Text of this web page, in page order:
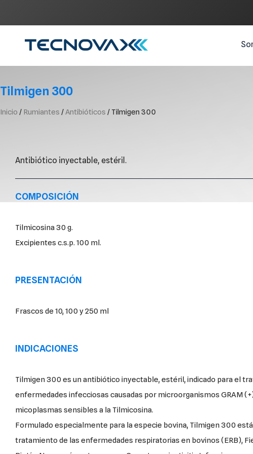
Tilmigen 300
Inicio / Rumiantes / Antibióticos / Tilmigen 300
Antibiótico inyectable, estéril.
COMPOSICIÓN
Tilmicosina 30 g.
Excipientes c.s.p. 100 ml.
PRESENTACIÓN
Frascos de 10, 100 y 250 ml
INDICACIONES
Tilmigen 300 es un antibiótico inyectable, estéril, indicado para el
enfermedades infecciosas causadas por microorganismos GRAM
micoplasmas sensibles a la Tilmicosina.
Formulado especialmente para la especie bovina, Tilmigen 300
tratamiento de las enfermedades respiratorias en bovinos (ERB),